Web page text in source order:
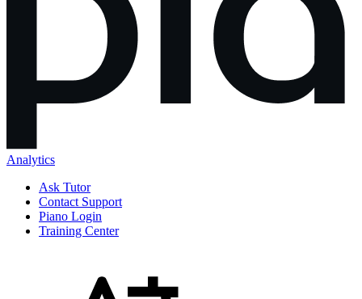
Analytics
Ask Tutor
Contact Support
Piano Login
Training Center